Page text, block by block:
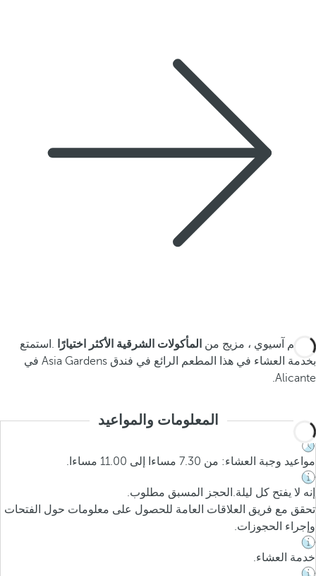
مطعم آسيوي ، مزيج من المأكولات الشرقية الأكثر اختيارًا
.استمتع
بخدمة العشاء في هذا المطعم الرائع في فندق Asia Gardens في
Alicante.
المعلومات والمواعيد
مواعيد وجبة العشاء: من 7.30 مساءا إلى 11.00 مساءا.
إنه لا يفتح كل ليلة.الحجز المسبق مطلوب.
تحقق مع فريق العلاقات العامة للحصول على معلومات حول الفتحات
وإجراء الحجوزات.
خدمة العشاء.